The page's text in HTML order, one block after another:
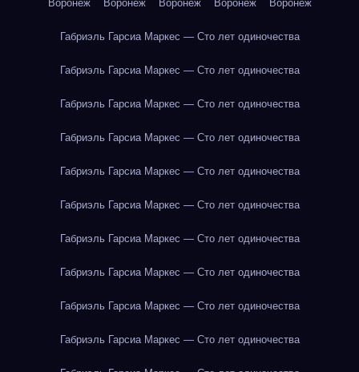
Воронеж Воронеж Воронеж Воронеж Воронеж
Габриэль Гарсиа Маркес — Сто лет одиночества
Габриэль Гарсиа Маркес — Сто лет одиночества
Габриэль Гарсиа Маркес — Сто лет одиночества
Габриэль Гарсиа Маркес — Сто лет одиночества
Габриэль Гарсиа Маркес — Сто лет одиночества
Габриэль Гарсиа Маркес — Сто лет одиночества
Габриэль Гарсиа Маркес — Сто лет одиночества
Габриэль Гарсиа Маркес — Сто лет одиночества
Габриэль Гарсиа Маркес — Сто лет одиночества
Габриэль Гарсиа Маркес — Сто лет одиночества